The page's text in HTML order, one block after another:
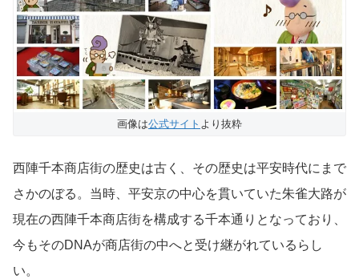
画像は公式サイト より抜粋
西陣千本商店街の歴史は古く、その歴史は平安時代にまで
さかのぼる。当時、平安京の中心を貫いていた朱雀大路が
現在の西陣千本商店街を構成する千本通りとなっており、
今もそのDNAが商店街の中へと受け継がれているらし
い。